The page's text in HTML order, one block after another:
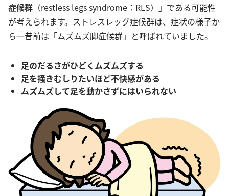
症候群 （restless legs syndrome：RLS）」である可能性
が考えられます。ストレスレッグ症候群は、症状の様子か
ら一昔前は「ムズムズ脚症候群」と呼ばれていました。
足のだるさがひどくムズムズする
足を掻きむしりたいほど不快感がある
ムズムズして足を動かさずにはいられない